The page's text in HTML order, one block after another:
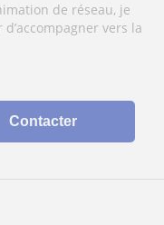
de réseau, je
vers la
Contacter